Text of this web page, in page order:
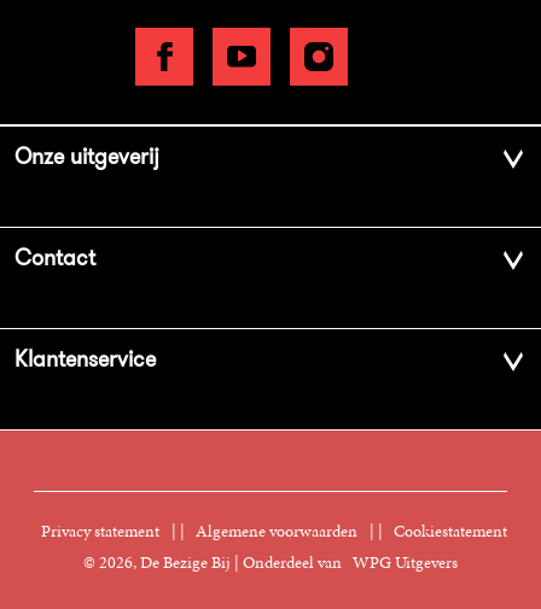
Onze uitgeverij
Aanbiedingsbrochures
Vacatures
Nieuwsbrief
Contact
Manuscripten
Klantenservice
Klantenservice
Privacy statement | Algemene voorwaarden | Cookiestatement
© 2026, De Bezige Bij | Onderdeel van WPG Uitgevers